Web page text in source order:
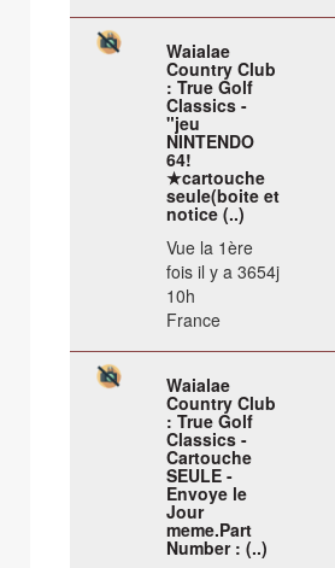
Waialae
Country Club
: True Golf
Classics -
"jeu
NINTENDO
64!
★cartouche
seule(boite et
notice (..)
Vue la 1ère
fois il y a 3654j
10h
France
Waialae
Country Club
: True Golf
Classics -
Cartouche
SEULE -
Envoye le
Jour
meme.Part
Number : (..)